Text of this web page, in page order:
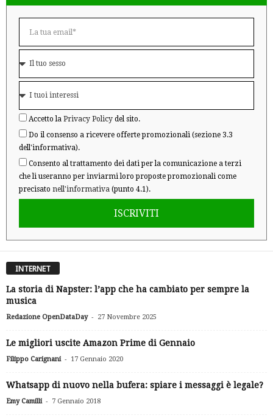
Accetto la Privacy Policy del sito.
Do il consenso a ricevere offerte promozionali (sezione 3.3
dell'informativa).
Consento al trattamento dei dati per la comunicazione a terzi
che li useranno per inviarmi loro proposte promozionali come
precisato nell'informativa (punto 4.1).
ISCRIVITI
INTERNET
La storia di Napster: l’app che ha cambiato per sempre la
musica
Redazione OpenDataDay - 27 Novembre 2025
Le migliori uscite Amazon Prime di Gennaio
Filippo Carignani - 17 Gennaio 2020
Whatsapp di nuovo nella bufera: spiare i messaggi è legale?
Emy Camilli - 7 Gennaio 2018